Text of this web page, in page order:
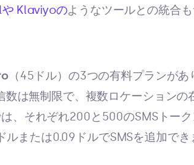
Klaviyoのようなツールとの統合
（45ドル）の3つの有料プランがあ
は無制限で、複数ロケーションの
、それぞれ200と500のSMSトー
または0.09ドルでSMSを追加でき